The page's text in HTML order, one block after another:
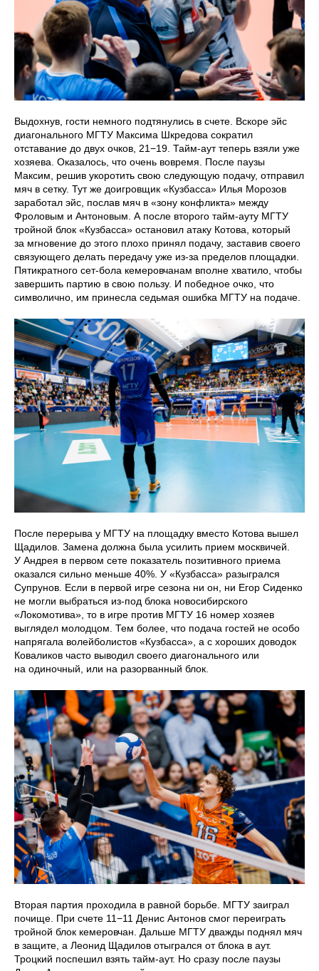
Выдохнув, гости немного подтянулись в счете. Вскоре эйс
диагонального МГТУ Максима Шкредова сократил
отставание до двух очков, 21−19. Тайм-аут теперь взяли уже
хозяева. Оказалось, что очень вовремя. После паузы
Максим, решив укоротить свою следующую подачу, отправил
мяч в сетку. Тут же доигровщик «Кузбасса» Илья Морозов
заработал эйс, послав мяч в «зону конфликта» между
Фроловым и Антоновым. А после второго тайм-ауту МГТУ
тройной блок «Кузбасса» остановил атаку Котова, который
за мгновение до этого плохо принял подачу, заставив своего
связующего делать передачу уже из-за пределов площадки.
Пятикратного сет-бола кемеровчанам вполне хватило, чтобы
завершить партию в свою пользу. И победное очко, что
символично, им принесла седьмая ошибка МГТУ на подаче.
После перерыва у МГТУ на площадку вместо Котова вышел
Щадилов. Замена должна была усилить прием москвичей.
У Андрея в первом сете показатель позитивного приема
оказался сильно меньше 40%. У «Кузбасса» разыгрался
Супрунов. Если в первой игре сезона ни он, ни Егор Сиденко
не могли выбраться из-под блока новосибирского
«Локомотива», то в игре против МГТУ 16 номер хозяев
выглядел молодцом. Тем более, что подача гостей не особо
напрягала волейболистов «Кузбасса», а с хороших доводок
Коваликов часто выводил своего диагонального или
на одиночный, или на разорванный блок.
Вторая партия проходила в равной борьбе. МГТУ заиграл
почище. При счете 11−11 Денис Антонов смог переиграть
тройной блок кемеровчан. Дальше МГТУ дважды поднял мяч
в защите, а Леонид Щадилов отыгрался от блока в аут.
Троцкий поспешил взять тайм-аут. Но сразу после паузы